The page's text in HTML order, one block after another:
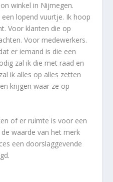
winkel in Nijmegen.
een lopend vuurtje. Ik hoop
Voor klanten die op
Voor medewerkers.
er iemand is die een
zal ik die met raad en
ik alles op alles zetten
krijgen waar ze op
of er ruimte is voor een
waarde van het merk
een doorslaggevende